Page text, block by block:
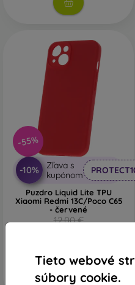
Tieto webové
súbory cookie.
-55%
-10%
Zľava s
kupónom
Puzdro Liquid Lite TPU
Xiaomi Redmi 13C/Poco C65
- červené
12,00 €
Na sklade 2 ks